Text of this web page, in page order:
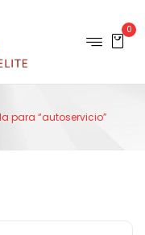
0
para “autoservicio”